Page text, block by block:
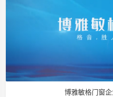
博雅敏格门窗